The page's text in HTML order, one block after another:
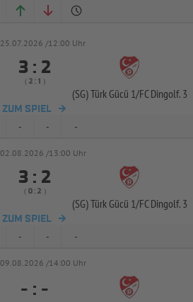
25.07.2026 /12:00 Uhr
 : 
(  :  )
(SG) Türk Gücü 1/FC Dingolf. 3
ZUM SPIEL
- - -
02.08.2026 /13:00 Uhr
 : 
( :  )
(SG) Türk Gücü 1/FC Dingolf. 3
ZUM SPIEL
- - -
09.08.2026 /14:00 Uhr
- : -